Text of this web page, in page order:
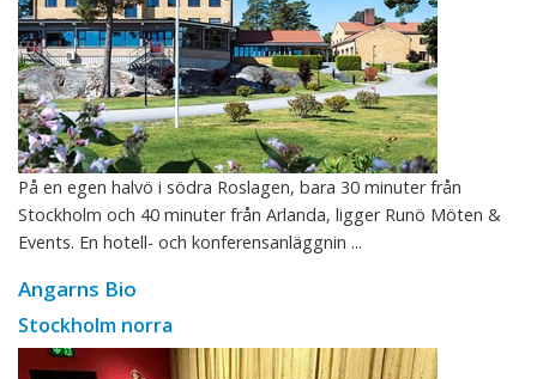
På en egen halvö i södra Roslagen, bara 30 minuter från
Stockholm och 40 minuter från Arlanda, ligger Runö Möten &
Events. En hotell- och konferensanläggnin ...
Angarns Bio
Stockholm norra